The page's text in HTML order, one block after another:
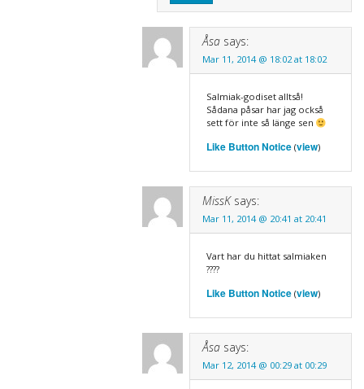
Åsa says:
Mar 11, 2014 @ 18:02 at 18:02
Salmiak-godiset alltså!
Sådana påsar har jag också
sett för inte så länge sen
Like Button Notice(view)
MissK says:
Mar 11, 2014 @ 20:41 at 20:41
Vart har du hittat salmiaken
????
Like Button Notice(view)
Åsa says:
Mar 12, 2014 @ 00:29 at 00:29